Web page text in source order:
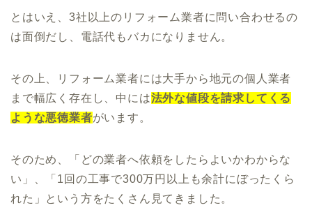
とはいえ、3社以上のリフォーム業者に問い合わせるの
は面倒だし、電話代もバカになりません。
その上、リフォーム業者には大手から地元の個人業者
まで幅広く存在し、中には法外な値段を請求してくる
ような悪徳業者がいます。
そのため、「どの業者へ依頼をしたらよいかわからな
い」、「1回の工事で300万円以上も余計にぼったくら
れた」という方をたくさん見てきました。